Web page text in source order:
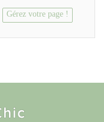
Gérez votre page !